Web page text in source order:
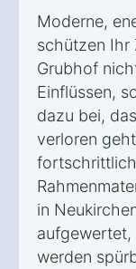
Moderne,
schützen Ihr
Grubhof
Einflüssen,
dazu bei,
verloren
in
aufgewertet,
werden